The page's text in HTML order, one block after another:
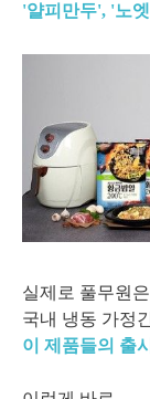
'얄피만두', '노
실제로 풀무원은
국내 냉동 가정
이 제품들의 출